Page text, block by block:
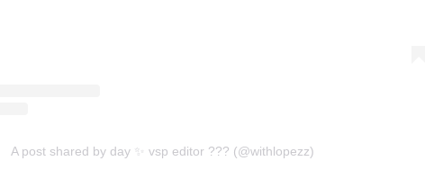
A post shared by day ✨ vsp editor ??‍? (@withlopezz)